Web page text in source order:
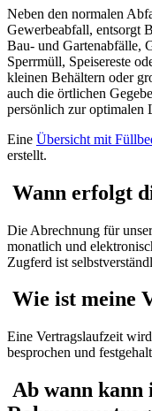
Neben den normalen
Gewerbeabfall, entsorgt
Bau- und Gartenabfälle,
Sperrmüll, Speisereste
kleinen Behältern oder
auch die örtlichen
persönlich zur optimalen
Eine Übersicht mit
erstellt.
Wann erfolgt
Die Abrechnung für
monatlich und
Zugferd ist
Wie ist meine
Eine Vertragslaufzeit
besprochen und
Ab wann kann